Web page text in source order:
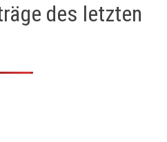
des letzten